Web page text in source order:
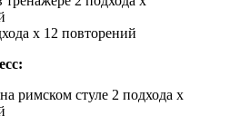
х 12 повторений
римском стуле 2 подхода х